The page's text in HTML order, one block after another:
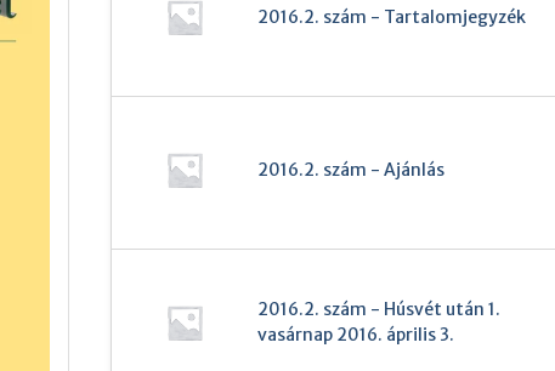
2016.2. szám - Tartalomjegyzék
2016.2. szám - Ajánlás
2016.2. szám - Húsvét után 1.
vasárnap 2016. április 3.